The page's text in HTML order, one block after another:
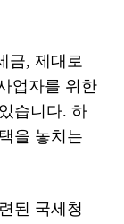
금, 제대로
업자를 위한
습니다. 하
을 놓치는
된 국세청